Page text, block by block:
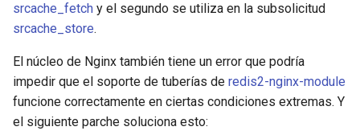
srcache_fetch y el segundo se utiliza en la subsolicitud
srcache_store.
El núcleo de Nginx también tiene un error que podría
impedir que el soporte de tuberías de redis2-nginx-module
funcione correctamente en ciertas condiciones extremas. Y
el siguiente parche soluciona esto: